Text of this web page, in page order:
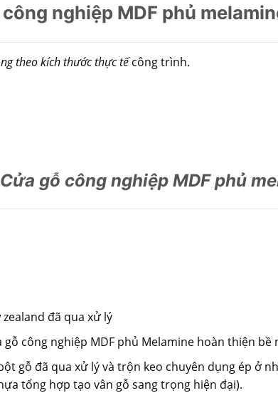
nghiệp MDF phủ
theo kích thước thực tếcông trình.
gỗ công nghiệp MDF phủ
đã qua xử lý
công nghiệp MDF phủ Melamine hoàn thiện bề
gỗ đã qua xử lý và trộn keo chuyên dụng ép ở
tổng hợp tạo vân gỗ sang trọng hiện đại).